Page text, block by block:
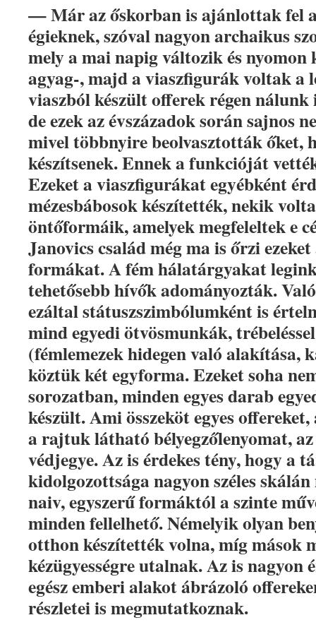
— Már az őskorban is ajánlottak fel
égieknek, szóval nagyon archaikus
mely a mai napig változik és nyomon
agyag-, majd a viaszfigurák voltak a
viaszból készült offerek régen
de ezek az évszázadok során sajnos
mivel többnyire beolvasztották őket,
készítsenek. Ennek a funkcióját
Ezeket a viaszfigurákat egyébként
mézesbábosok készítették, nekik
öntőformáik, amelyek megfeleltek e
Janovics család még ma is őrzi
formákat. A fém hálatárgyakat
tehetősebb hívők adományozták.
ezáltal státuszszimbólumként is
mind egyedi ötvösmunkák,
(fémlemezek hidegen való alakítása,
köztük két egyforma. Ezeket soha
sorozatban, minden egyes darab
készült. Ami összeköt egyes offereket,
a rajtuk látható bélyegzőlenyomat,
védjegye. Az is érdekes tény, hogy a
kidolgozottsága nagyon széles skálán
naiv, egyszerű formáktól a szinte
minden fellelhető. Némelyik olyan
otthon készítették volna, míg mások
kézügyességre utalnak. Az is nagyon
egész emberi alakot ábrázoló
részletei is megmutatkoznak.